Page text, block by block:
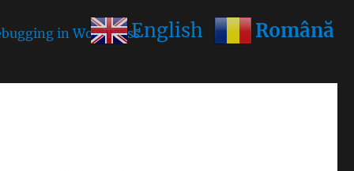
in WordPressfor more information. (This
English Română